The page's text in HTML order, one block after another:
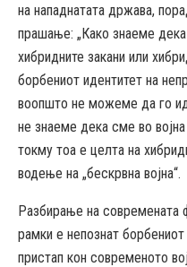
на нападнатата држава,
прашање: „Како знаеме
хибридните закани или
борбениот идентитет на
воопшто не можеме да го
не знаеме дека сме во
токму тоа е целта на
водење на „бескрвна војна“.
Разбирање на современата
рамки е непознат борбениот
пристап кон современото